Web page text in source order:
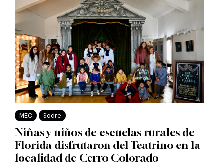
MEC Sodre
Niñas y niños de escuelas rurales de
Florida disfrutaron del Teatrino en la
localidad de Cerro Colorado